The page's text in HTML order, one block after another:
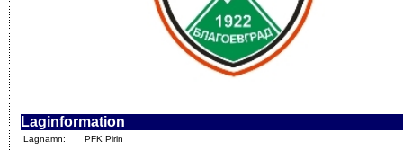
Laginformation
Lagnamn:
PFK Pirin